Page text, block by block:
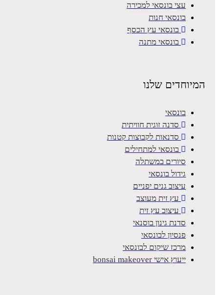
עצי בונסאי למכירה
בונסאי חנות
בונסאי עץ הכסף
בונסאי מתנה
המיוחדים שלנו
בונסאי
סדנה זוגית חוויתית
סדנאות לקבוצות קטנות
בונסאי למתחילים
סיורים במשתלה
גידול בונסאי
עיצוב גנים יפניים
עץ זית מעוצב
עיצוב עץ זית
סדנת גינון בוסנאי
פנסיון לבונסאי
מרכז שיקום לבונסאי
ייעוץ אישי bonsai makeover